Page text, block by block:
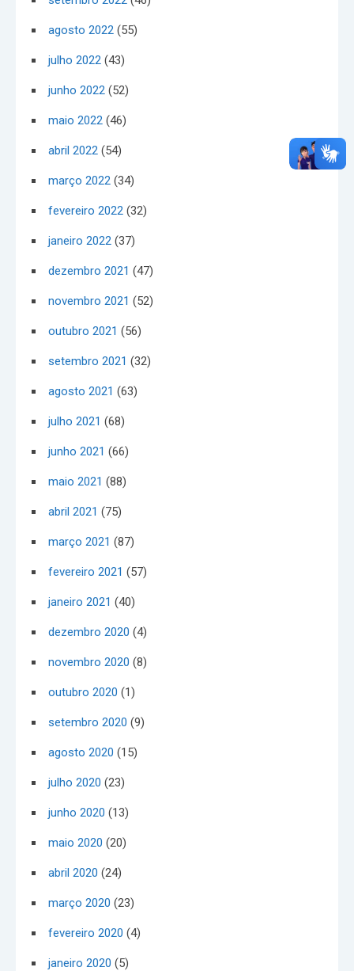
agosto 2022 (55)
julho 2022 (43)
junho 2022 (52)
maio 2022 (46)
abril 2022 (54)
março 2022 (34)
fevereiro 2022 (32)
janeiro 2022 (37)
dezembro 2021 (47)
novembro 2021 (52)
outubro 2021 (56)
setembro 2021 (32)
agosto 2021 (63)
julho 2021 (68)
junho 2021 (66)
maio 2021 (88)
abril 2021 (75)
março 2021 (87)
fevereiro 2021 (57)
janeiro 2021 (40)
dezembro 2020 (4)
novembro 2020 (8)
outubro 2020 (1)
setembro 2020 (9)
agosto 2020 (15)
julho 2020 (23)
junho 2020 (13)
maio 2020 (20)
abril 2020 (24)
março 2020 (23)
fevereiro 2020 (4)
janeiro 2020 (5)